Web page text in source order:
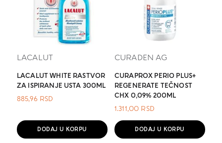
LACALUT
LACALUT WHITE RASTVOR
ZA ISPIRANJE USTA 300ML
885,96 RSD
DODAJ U KORPU
CURADEN AG
CURAPROX PERIO PLUS+
REGENERATE TEČNOST
CHX 0,09% 200ML
1.311,00 RSD
DODAJ U KORPU